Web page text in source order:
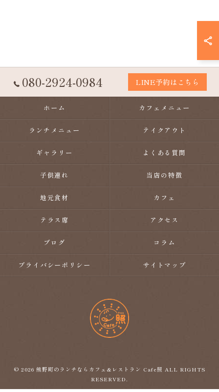
080-2924-0984 LINE予約はこちら
ホーム カフェメニュー
ランチメニュー テイクアウト
ギャラリー よくある質問
子供連れ 当店の特徴
地元食材 カフェ
テラス席 アクセス
ブログ コラム
プライバシーポリシー サイトマップ
© 2026 熊野町のランチならカフェ&レストラン Cafe照 ALL RIGHTS
RESERVED.